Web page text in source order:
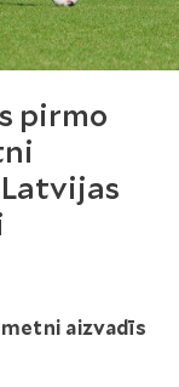
pirmo
aizvadīs